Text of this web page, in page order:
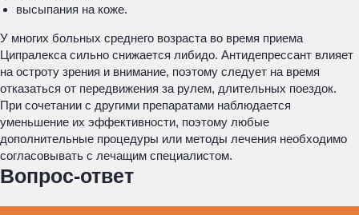
высыпания на коже.
У многих больных среднего возраста во время приема
Ципралекса сильно снижается либидо. Антидепрессант влияет
на остроту зрения и внимание, поэтому следует на время
отказаться от передвижения за рулем, длительных поездок.
При сочетании с другими препаратами наблюдается
уменьшение их эффективности, поэтому любые
дополнительные процедуры или методы лечения необходимо
согласовывать с лечащим специалистом.
Вопрос-ответ